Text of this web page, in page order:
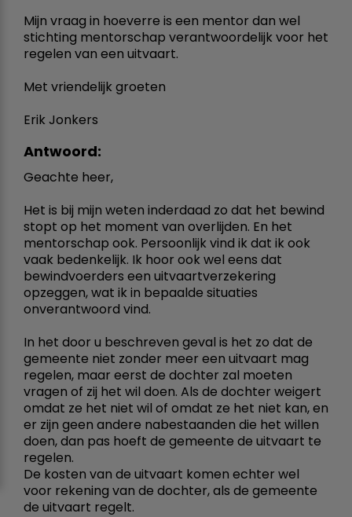
Mijn vraag in hoeverre is een mentor dan wel
stichting mentorschap verantwoordelijk voor het
regelen van een uitvaart.
Met vriendelijk groeten
Erik Jonkers
Antwoord:
Geachte heer,
Het is bij mijn weten inderdaad zo dat het bewind
stopt op het moment van overlijden. En het
mentorschap ook. Persoonlijk vind ik dat ik ook
vaak bedenkelijk. Ik hoor ook wel eens dat
bewindvoerders een uitvaartverzekering
opzeggen, wat ik in bepaalde situaties
onverantwoord vind.
In het door u beschreven geval is het zo dat de
gemeente niet zonder meer een uitvaart mag
regelen, maar eerst de dochter zal moeten
vragen of zij het wil doen. Als de dochter weigert
omdat ze het niet wil of omdat ze het niet kan, en
er zijn geen andere nabestaanden die het willen
doen, dan pas hoeft de gemeente de uitvaart te
regelen.
De kosten van de uitvaart komen echter wel
voor rekening van de dochter, als de gemeente
de uitvaart regelt.